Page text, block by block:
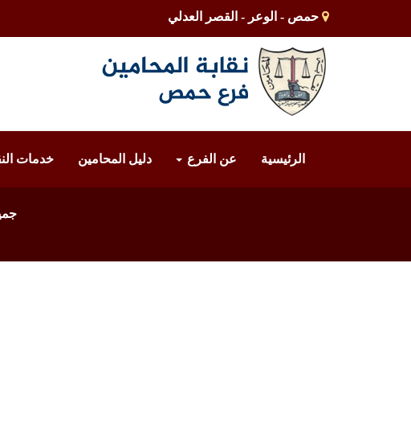
حمص - الوعر - القصر العدلي
الرئيسية عن الفرع دليل المحامين خدمات